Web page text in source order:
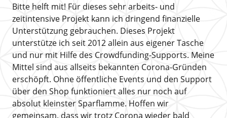
Bitte helft mit! Für dieses sehr arbeits- und
zeitintensive Projekt kann ich dringend finanzielle
Unterstützung gebrauchen. Dieses Projekt
unterstütze ich seit 2012 allein aus eigener Tasche
und nur mit Hilfe des Crowdfunding-Supports. Meine
Mittel sind aus allseits bekannten Corona-Gründen
erschöpft. Ohne öffentliche Events und den Support
über den Shop funktioniert alles nur noch auf
absolut kleinster Sparflamme. Hoffen wir
gemeinsam, dass wir trotz Corona wieder bald